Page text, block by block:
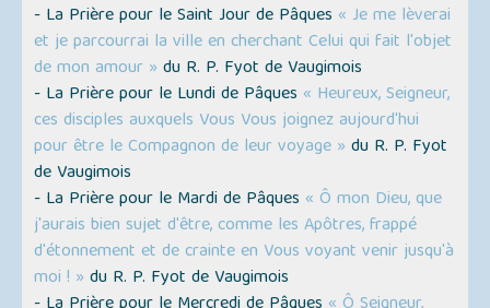
- La Prière pour le Saint Jour de Pâques « Je me lèverai
et je parcourrai la ville en cherchant Celui qui fait l'objet
de mon amour » du R. P. Fyot de Vaugimois
- La Prière pour le Lundi de Pâques « Heureux, Seigneur,
ces disciples auxquels Vous Vous joignez aujourd'hui
pour être le Compagnon de leur voyage » du R. P. Fyot
de Vaugimois
- La Prière pour le Mardi de Pâques « Ô mon Dieu, que
j'aurais bien sujet d'être, comme les Apôtres, frappé
d'étonnement et de crainte en Vous voyant venir jusqu'à
moi ! » du R. P. Fyot de Vaugimois